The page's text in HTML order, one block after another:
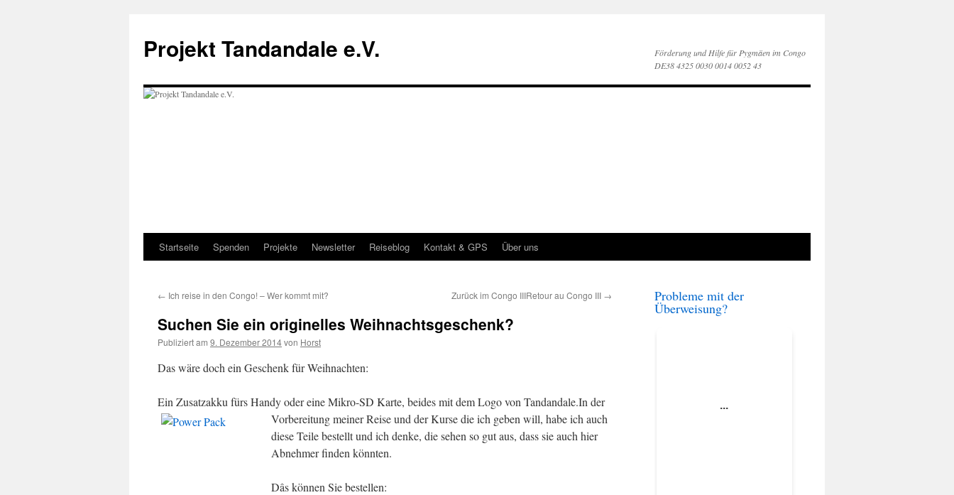
Projekt Tandandale e.V.
Förderung und Hilfe für Pygmäen im Congo
DE38 4325 0030 0014 0052 43
Zum
springen
Startseite Spenden Projekte Newsletter Reiseblog Kontakt & GPS Über uns
← Ich reise in den Congo! – Wer kommt mit? Zurück im Congo IIIRetour au Congo III →
Suchen Sie ein originelles Weihnachtsgeschenk?
Publiziert am 9. Dezember 2014von Horst
Das wäre doch ein Geschenk für Weihnachten:
Ein Zusatzakku fürs Handy oder eine Mikro-SD Karte, beides mit dem Logo von Tandandale.In der
Vorbereitung meiner Reise und der Kurse die ich geben will, habe ich auch
diese Teile bestellt und ich denke, die sehen so gut aus, dass sie auch hier
Abnehmer finden könnten.
Dâs können Sie bestellen:
Probleme mit der
Überweisung?